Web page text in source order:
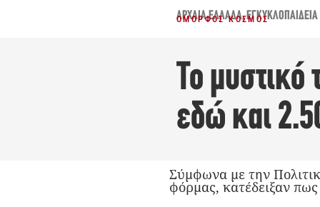
ΑΡΧΑΊΑ ΕΛΛΆΔΑ,ΕΓΚΥΚΛΟΠΑΙΔΕΙΑ
ΌΜΟΡΦΟΣ ΚΌΣΜΟΣ
Το μυστικό
εδώ και
Σύμφωνα με την
φόρμας, κατέδειξαν